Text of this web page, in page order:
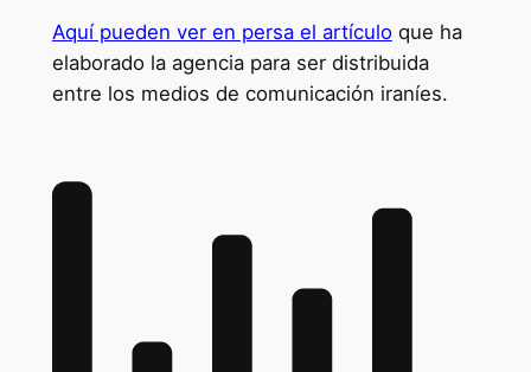
Aquí pueden ver en persa el artículoque ha
elaborado la agencia para ser distribuida
entre los medios de comunicación iraníes.